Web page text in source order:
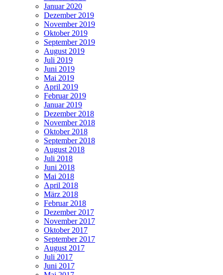
Januar 2020
Dezember 2019
November 2019
Oktober 2019
September 2019
August 2019
Juli 2019
Juni 2019
Mai 2019
April 2019
Februar 2019
Januar 2019
Dezember 2018
November 2018
Oktober 2018
September 2018
August 2018
Juli 2018
Juni 2018
Mai 2018
April 2018
März 2018
Februar 2018
Dezember 2017
November 2017
Oktober 2017
September 2017
August 2017
Juli 2017
Juni 2017